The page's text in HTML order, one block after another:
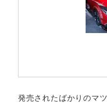
発売されたばかりのマ